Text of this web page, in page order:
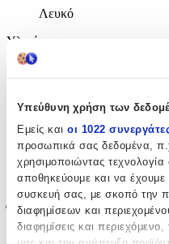
Υπεύθυνη χρήση των
Εμείς και οι 1022
προσωπικά σας δεδομένα,
χρησιμοποιώντας
αποθηκεύουμε και να
συσκευή σας, με σκοπό την
διαφημίσεων και
διαφημίσεις και
Λευκό
Υλικό
Σετ:
Όχι
Έξτρα Χαρακτηριστικά